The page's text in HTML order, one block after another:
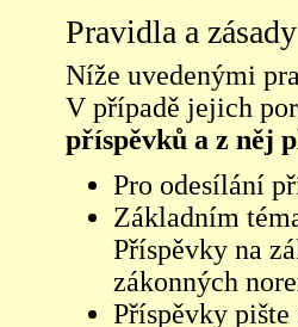
Pravidla a
Níže uvedenými
V případě jejich
příspěvků a z něj
Pro odesílání
Základním
Příspěvky na
zákonných
Příspěvky